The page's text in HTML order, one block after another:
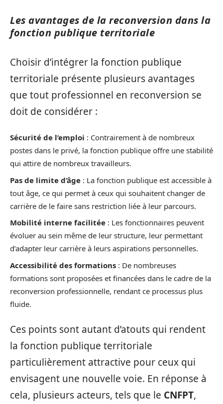
Les avantages de la reconversion dans la
fonction publique territoriale
Choisir d’intégrer la fonction publique
territoriale présente plusieurs avantages
que tout professionnel en reconversion se
doit de considérer :
Sécurité de l’emploi : Contrairement à de nombreux
postes dans le privé, la fonction publique offre une stabilité
qui attire de nombreux travailleurs.
Pas de limite d’âge : La fonction publique est accessible à
tout âge, ce qui permet à ceux qui souhaitent changer de
carrière de le faire sans restriction liée à leur parcours.
Mobilité interne facilitée : Les fonctionnaires peuvent
évoluer au sein même de leur structure, leur permettant
d’adapter leur carrière à leurs aspirations personnelles.
Accessibilité des formations : De nombreuses
formations sont proposées et financées dans le cadre de la
reconversion professionnelle, rendant ce processus plus
fluide.
Ces points sont autant d’atouts qui rendent
la fonction publique territoriale
particulièrement attractive pour ceux qui
envisagent une nouvelle voie. En réponse à
cela, plusieurs acteurs, tels que le CNFPT,